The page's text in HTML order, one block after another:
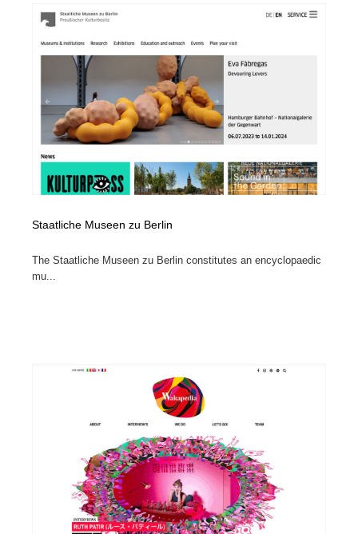
Staatliche Museen zu Berlin
The Staatliche Museen zu Berlin constitutes an encyclopaedic
mu...